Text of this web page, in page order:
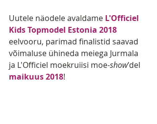
Uutele näodele avaldame L'Officiel
Kids Topmodel Estonia 2018
eelvooru, parimad finalistid saavad
võimaluse ühineda meiega Jurmala
ja L'Officiel moekruiisi moe-show'del
maikuus 2018!